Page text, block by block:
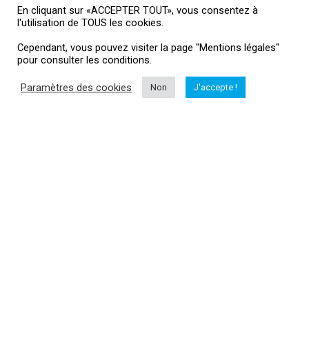
Suivez-moi
Informations
En cliquant sur «ACCEPTER TOUT», vous consentez à
l'utilisation de TOUS les cookies.
Cependant, vous pouvez visiter la page "Mentions légales"
pour consulter les conditions.
Paramètres des cookies Non J'accepte !